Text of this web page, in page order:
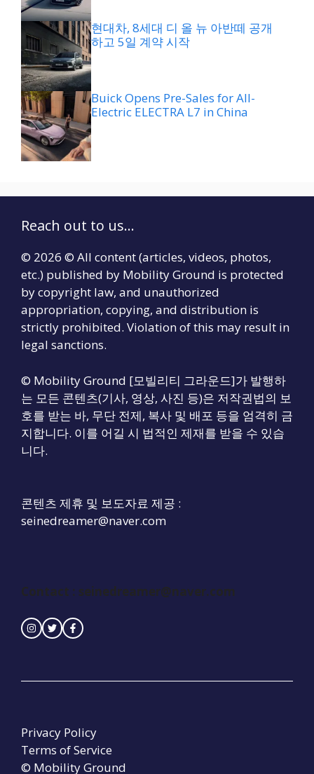
현대차, 8세대 디 올 뉴 아반떼 공개
하고 5일 계약 시작
Buick Opens Pre-Sales for All-
Electric ELECTRA L7 in China
Reach out to us...
© 2026 © All content (articles, videos, photos,
etc.) published by Mobility Ground is protected
by copyright law, and unauthorized
appropriation, copying, and distribution is
strictly prohibited. Violation of this may result in
legal sanctions.
© Mobility Ground [모빌리티 그라운드]가 발행하
는 모든 콘텐츠(기사, 영상, 사진 등)은 저작권법의 보
호를 받는 바, 무단 전제, 복사 및 배포 등을 엄격히 금
지합니다. 이를 어길 시 법적인 제재를 받을 수 있습
니다.
콘텐츠 제휴 및 보도자료 제공 :
seinedreamer@naver.com
Contact : seinedreamer@naver.com
© Mobility Ground
Privacy Policy
Terms of Service